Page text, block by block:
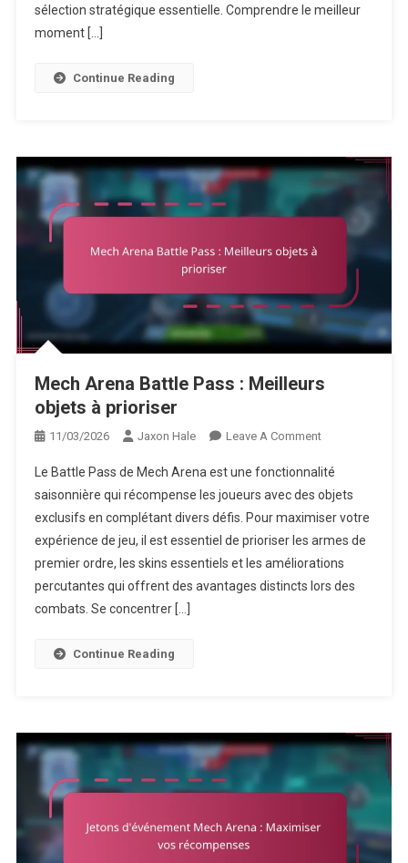
Astuces
sélection stratégique essentielle. Comprendre le meilleur
moment […]
Continue Reading
Mech Arena Battle Pass : Meilleurs
objets à prioriser
11/03/2026 Jaxon Hale Leave A CommentOn
Arena
Battle
Pass
:
Meilleurs
Objets
Le Battle Pass de Mech Arena est une fonctionnalité
saisonnière qui récompense les joueurs avec des objets
exclusifs en complétant divers défis. Pour maximiser votre
expérience de jeu, il est essentiel de prioriser les armes de
premier ordre, les skins essentiels et les améliorations
percutantes qui offrent des avantages distincts lors des
combats. Se concentrer […]
Continue Reading